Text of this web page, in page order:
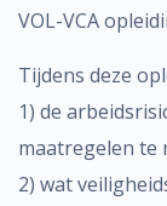
VOL-VCA
Tijdens deze
1) de
maatregelen te
2) wat